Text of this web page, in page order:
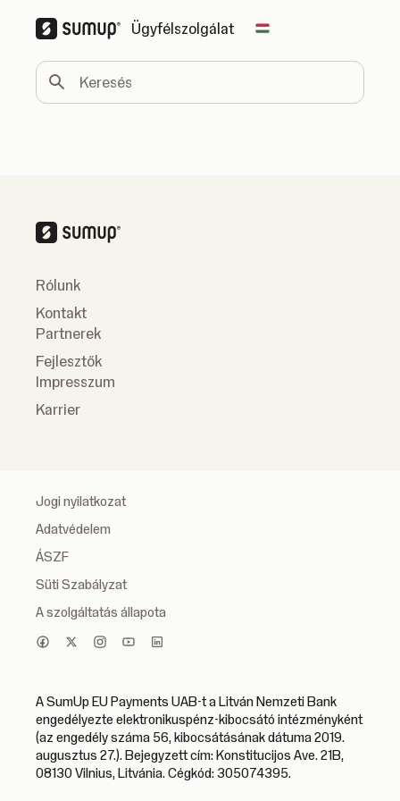
Ügyfélszolgálat Change country
Keresés
Rólunk
Kontakt
Partnerek
Fejlesztők
Impresszum
Karrier
Jogi nyilatkozat
Adatvédelem
ÁSZF
Süti Szabályzat
A szolgáltatás állapota
A SumUp EU Payments UAB-t a Litván Nemzeti Bank
engedélyezte elektronikuspénz-kibocsátó intézményként
(az engedély száma 56, kibocsátásának dátuma 2019.
augusztus 27.). Bejegyzett cím: Konstitucijos Ave. 21B,
08130 Vilnius, Litvánia. Cégkód: 305074395.